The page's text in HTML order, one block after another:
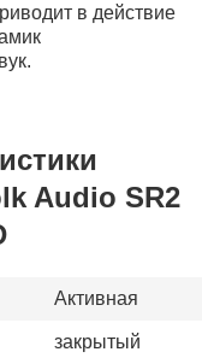
в действие
Audio SR2
Активная
закрытый